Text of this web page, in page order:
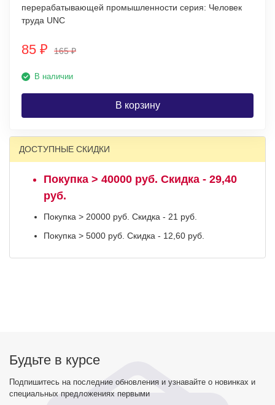
перерабатывающей промышленности серия: Человек
труда UNC
85 ₽ 165₽
В наличии
В корзину
ДОСТУПНЫЕ СКИДКИ
Покупка > 40000 руб. Скидка - 29,40
руб.
Покупка > 20000 руб. Скидка - 21 руб.
Покупка > 5000 руб. Скидка - 12,60 руб.
Будьте в курсе
Подпишитесь на последние обновления и узнавайте о новинках и
специальных предложениях первыми